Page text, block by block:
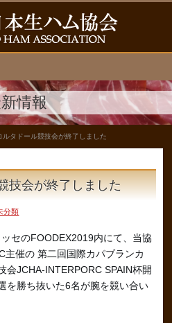
情報
ルタドール競技会が終了しました
技会が終了しました
分類
セのFOODEX2019内にて、当協
主催の 第二回国際カパブランカ
会JCHA-INTERPORC SPAIN杯開
を勝ち抜いた6名が腕を競い合い